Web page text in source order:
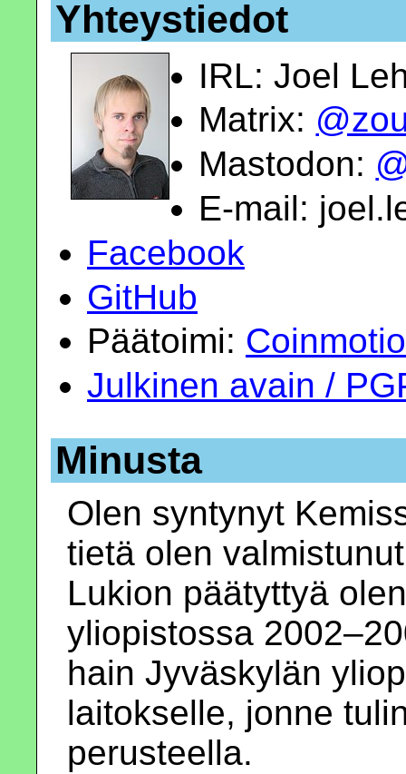
Yhteystiedot
IRL: Joel
Matrix:
Mastodon:
E-mail:
Facebook
GitHub
Päätoimi:
Julkinen avain /
Minusta
Olen syntynyt
tietä olen
Lukion päätyttyä
yliopistossa
hain Jyväskylän
laitokselle, jonne
perusteella.